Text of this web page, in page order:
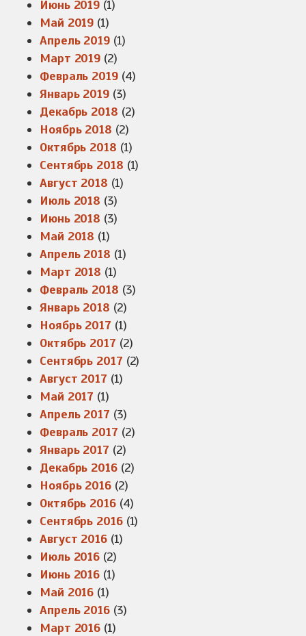
Июнь 2019 (1)
Май 2019 (1)
Апрель 2019(1)
Март 2019 (2)
Февраль 2019(4)
Январь 2019(3)
Декабрь 2018 (2)
Ноябрь 2018 (2)
Октябрь 2018 (1)
Сентябрь 2018 (1)
Август 2018 (1)
Июль 2018 (3)
Июнь 2018 (3)
Май 2018 (1)
Апрель 2018 (1)
Март 2018 (1)
Февраль 2018 (3)
Январь 2018 (2)
Ноябрь 2017 (1)
Октябрь 2017 (2)
Сентябрь 2017 (2)
Август 2017 (1)
Май 2017 (1)
Апрель 2017 (3)
Февраль 2017 (2)
Январь 2017 (2)
Декабрь 2016(2)
Ноябрь 2016(2)
Октябрь 2016(4)
Сентябрь 2016(1)
Август 2016(1)
Июль 2016 (2)
Июнь 2016 (1)
Май 2016 (1)
Апрель 2016(3)
Март 2016 (1)